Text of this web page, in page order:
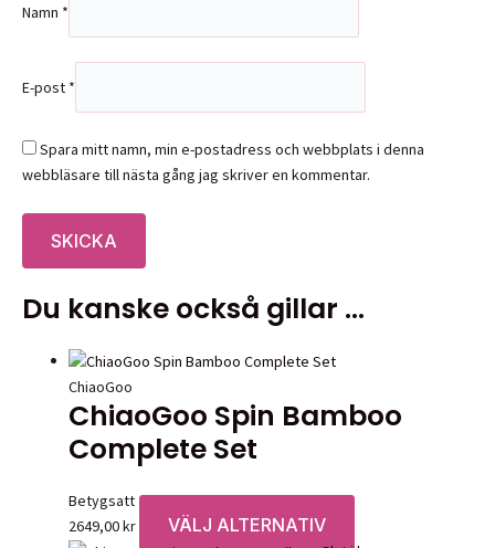
Namn *
E-post *
Spara mitt namn, min e-postadress och webbplats i denna
webbläsare till nästa gång jag skriver en kommentar.
Du kanske också gillar …
ChiaoGoo
ChiaoGoo Spin Bamboo
Complete Set
Betygsatt 0av 5
2649,00kr VÄLJ ALTERNATIV